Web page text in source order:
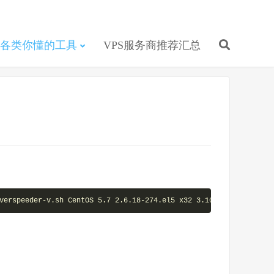
各类你懂的工具 VPS服务商推荐汇总
v.sh CentOS 5.7 2.6.18-274.el5 x32 3.10.39.0